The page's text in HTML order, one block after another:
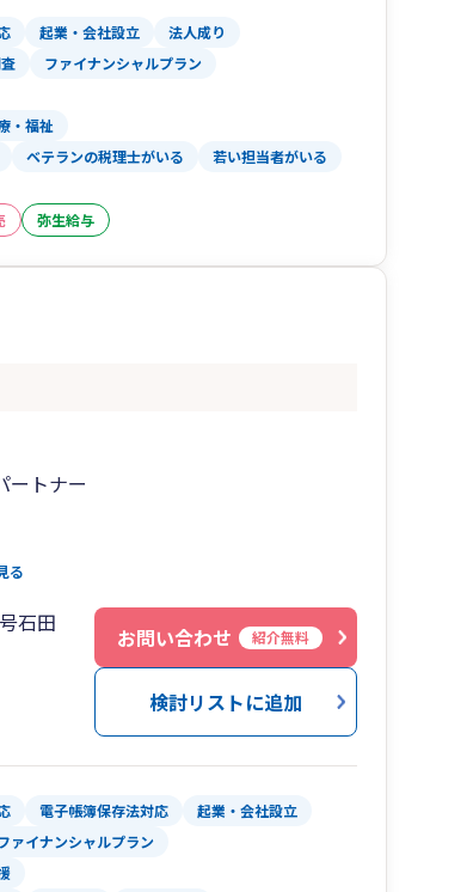
起業・会社設立
法人成り
ファイナンシャルプラン
・福祉
ベテランの税理士がいる
若い担当者がいる
弥生給与
ートナー
る
石田
お問い合わせ 紹介無料
検討リストに追加
電子帳簿保存法対応
起業・会社設立
ァイナンシャルプラン